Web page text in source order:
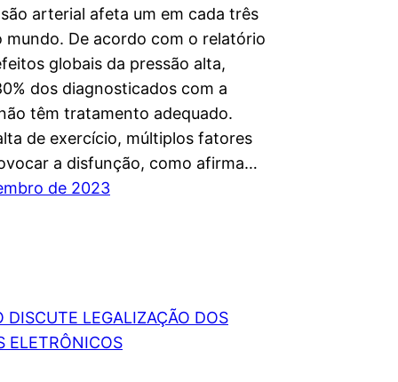
arterial afeta um em cada três
mundo. De acordo com o relatório
globais da pressão alta,
dos diagnosticados com a
têm tratamento adequado.
de exercício, múltiplos fatores
a disfunção, como afirma…
de 2023